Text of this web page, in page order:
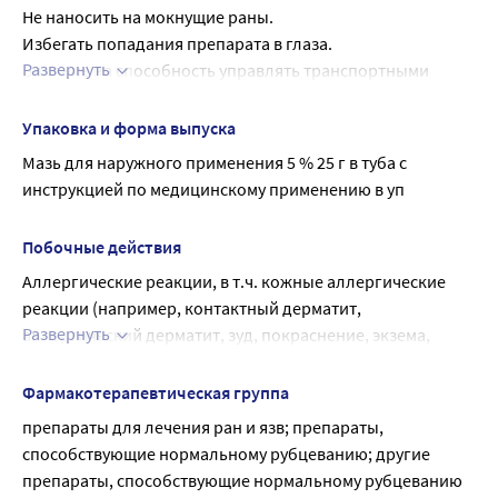
лекарственного препарата.
Если препарат используется для обработки трещин
сосков во время лактации, он должен быть смыт перед
кормлением грудью.
Не наносить на мокнущие раны.
Избегать попадания препарата в глаза.
Влияние на способность управлять транспортными
Препарат не влияет на способность управлять
транспортными средствами или заниматься другими
потенциально опасными видами деятельности,
требующими повышенной концентрации внимания и
Развернуть
Упаковка и форма выпуска
Мазь для наружного применения 5 % 25 г в туба с
инструкцией по медицинскому применению в уп
Побочные действия
Аллергические реакции, в т.ч. кожные аллергические
реакции (например, контактный дерматит,
аллергический дерматит, зуд, покраснение, экзема,
Если любые из указанных в инструкции побочных
побочные эффекты, не указанные в инструкции, следует
немедленно сообщить об этом врачу.
Развернуть
Фармакотерапевтическая группа
препараты для лечения ран и язв; препараты,
способствующие нормальному рубцеванию; другие
препараты, способствующие нормальному рубцеванию